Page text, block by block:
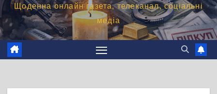
Щоденна онлайн газета, телеканал, соціальні
медіа